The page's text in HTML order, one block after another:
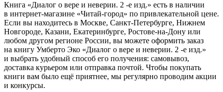
Книга «Диалог о вере и неверии. 2 -е изд.» есть в наличии
в интернет-магазине «Читай-город» по привлекательной цене.
Если вы находитесь в Москве, Санкт-Петербурге, Нижнем
Новгороде, Казани, Екатеринбурге, Ростове-на-Дону или
любом другом регионе России, вы можете оформить заказ
на книгу Умберто Эко «Диалог о вере и неверии. 2 -е изд.»
и выбрать удобный способ его получения: самовывоз,
доставка курьером или отправка почтой. Чтобы покупать
книги вам было ещё приятнее, мы регулярно проводим акции
и конкурсы.